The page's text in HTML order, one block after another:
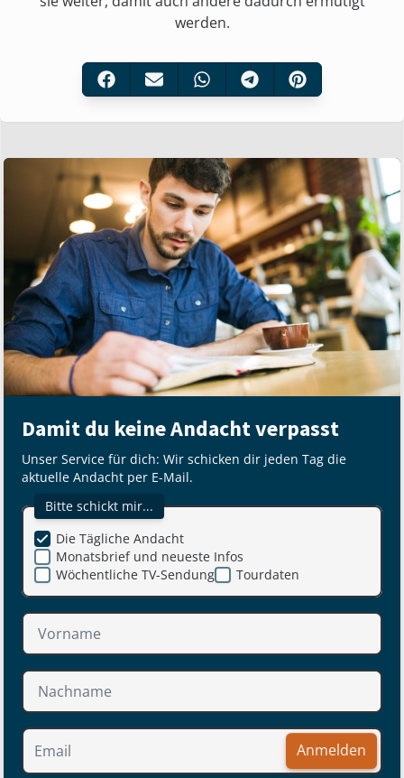
werden.
Damit du keine Andacht verpasst
Unser Service für dich: Wir schicken dir jeden Tag die
aktuelle Andacht per E-Mail.
Bitte schickt mir...
Monatsbrief und neueste Infos
Die Tägliche Andacht
Wöchentliche TV-Sendung Tourdaten
Anmelden